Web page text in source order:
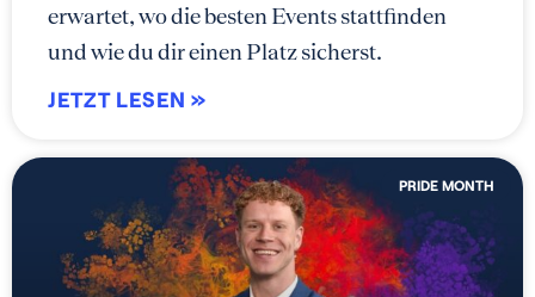
erwartet, wo die besten Events stattfinden
und wie du dir einen Platz sicherst.
JETZT LESEN »
PRIDE MONTH